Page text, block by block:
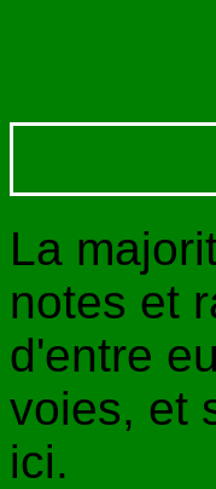
La
notes et
d'entre
voies, et
ici.